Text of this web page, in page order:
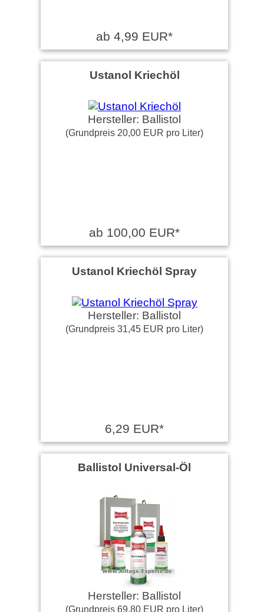
ab 4,99 EUR*
Ustanol Kriechöl
Hersteller: Ballistol
(Grundpreis 20,00 EUR pro Liter)
ab 100,00 EUR*
Ustanol Kriechöl Spray
Hersteller: Ballistol
(Grundpreis 31,45 EUR pro Liter)
6,29 EUR*
Ballistol Universal-Öl
Hersteller: Ballistol
(Grundpreis 69,80 EUR pro Liter)